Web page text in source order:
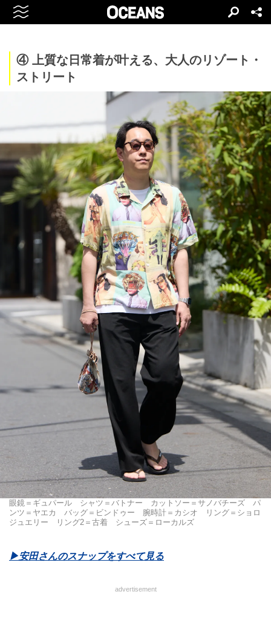
④ 上質な日常着が叶える、大人のリゾート・
ストリート
眼鏡＝ギュパール シャツ＝バトナー カットソー＝サノバチーズ パ
ンツ＝ヤエカ バッグ＝ビンドゥー 腕時計＝カシオ リング＝ショロ
ジュエリー リング2＝古着 シューズ＝ローカルズ
▶安田さんのスナップをすべて見る
advertisement